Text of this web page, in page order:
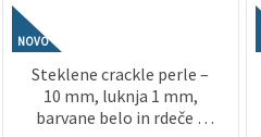
NOVO
Steklene crackle perle –
10 mm, luknja 1 mm,
barvane belo in rdeče z